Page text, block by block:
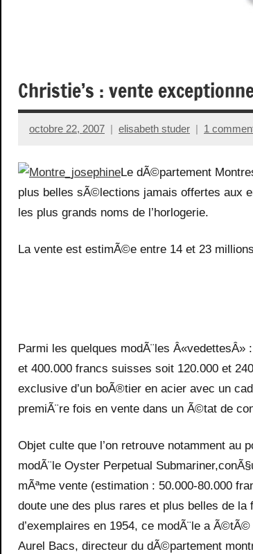
Christie’s : vente
octobre 22, 2007 elisabeth studer 1
Le dÃ©partement
plus belles sÃ©lections jamais offertes aux
les plus grands noms de l’horlogerie.
La vente est estimÃ©e entre 14 et 23
Parmi les quelques modÃ¨les Â«vedettesÂ»
et 400.000 francs suisses soit 120.000 et
exclusive d’un boÃ®tier en acier avec un
premiÃ¨re fois en vente dans un Ã©tat de
Objet culte que l’on retrouve notamment au
modÃ¨le Oyster Perpetual
mÃªme vente (estimation : 50.000-80.000
doute une des plus rares et plus belles de
d’exemplaires en 1954, ce modÃ¨le a
Aurel Bacs, directeur du dÃ©partement